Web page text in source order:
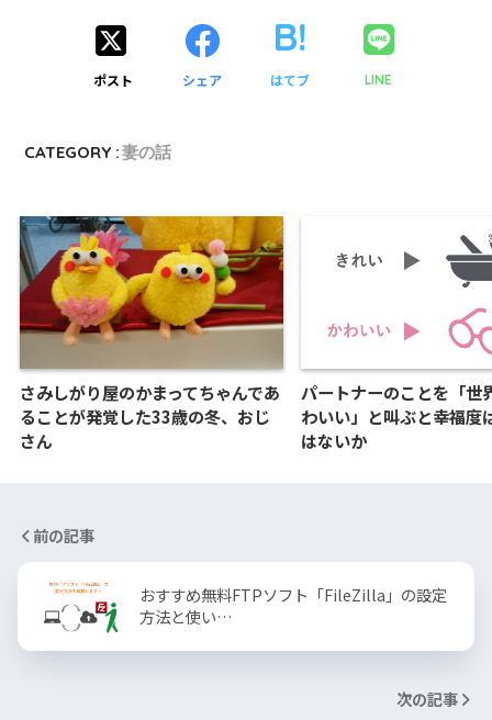
ポスト シェア はてブ LINE
CATEGORY :妻の話
さみしがり屋のかまってちゃんであ
ることが発覚した33歳の冬、おじ
さん
パートナーのことを「世
わいい」と叫ぶと幸福度
はないか
前の記事
おすすめ無料FTPソフト「FileZilla」の設定
方法と使い…
次の記事